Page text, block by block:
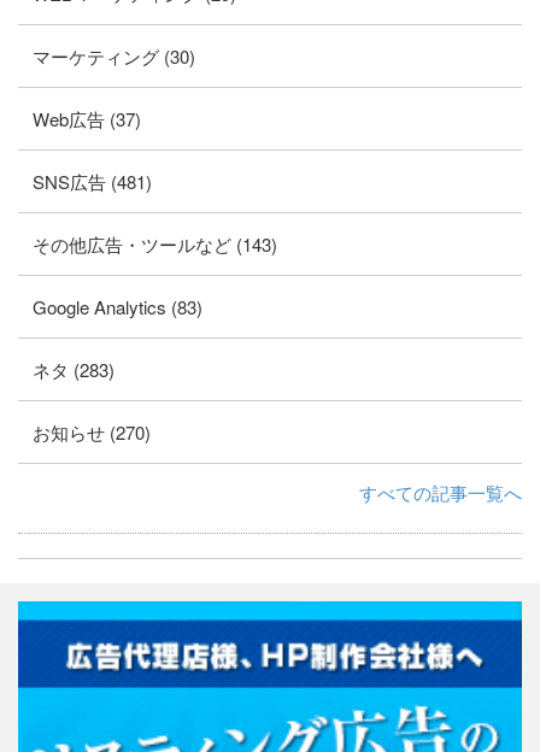
マーケティング (30)
Web広告 (37)
SNS広告 (481)
その他広告・ツールなど (143)
Google Analytics (83)
ネタ (283)
お知らせ (270)
すべての記事一覧へ